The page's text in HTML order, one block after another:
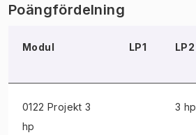
Poängfördelning
Modul LP1 LP2
0122 Projekt 3
hp
3 hp